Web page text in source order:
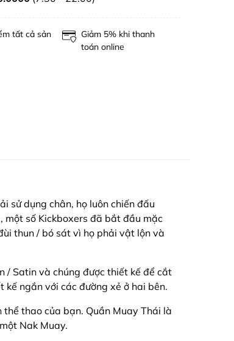
tất cả sản
Giảm 5% khi thanh
toán online
sử dụng chân, họ luôn chiến đấu
một số Kickboxers đã bắt đầu mặc
thun / bó sát vì họ phải vật lộn và
/ Satin và chúng được thiết kế để cắt
ngắn với các đường xẻ ở hai bên.
thao của bạn. Quần Muay Thái là
Nak Muay.